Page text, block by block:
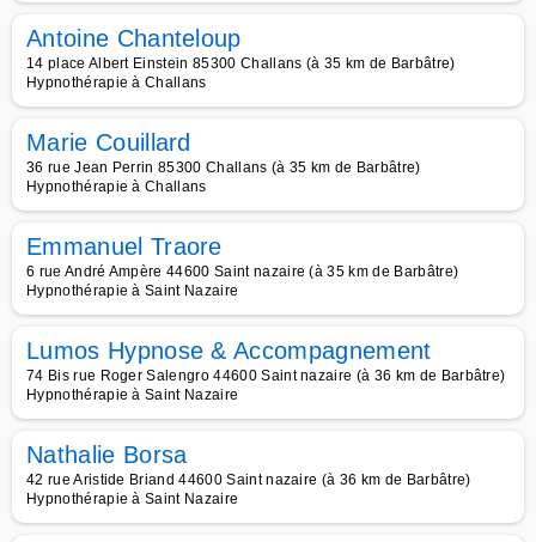
Antoine Chanteloup
14 place Albert Einstein 85300 Challans (à 35 km de Barbâtre)
Hypnothérapie à Challans
Marie Couillard
36 rue Jean Perrin 85300 Challans (à 35 km de Barbâtre)
Hypnothérapie à Challans
Emmanuel Traore
6 rue André Ampère 44600 Saint nazaire (à 35 km de Barbâtre)
Hypnothérapie à Saint Nazaire
Lumos Hypnose & Accompagnement
74 Bis rue Roger Salengro 44600 Saint nazaire (à 36 km de Barbâtre)
Hypnothérapie à Saint Nazaire
Nathalie Borsa
42 rue Aristide Briand 44600 Saint nazaire (à 36 km de Barbâtre)
Hypnothérapie à Saint Nazaire